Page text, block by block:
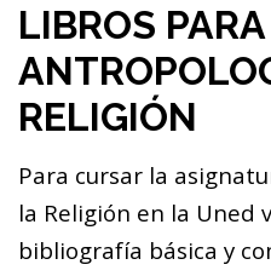
LIBROS
RELIGIÓN
Para cursar la
la Religión en la Uned
bibliografía básica y